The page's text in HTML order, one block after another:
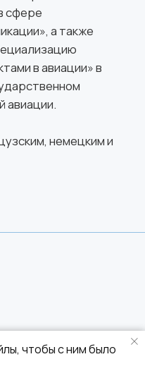
чтобы с ним было